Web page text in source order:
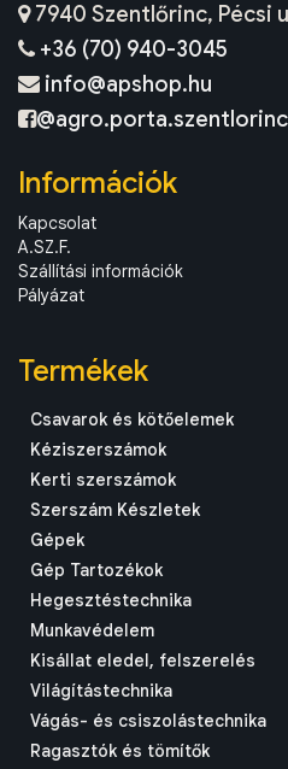
7940 Szentlőrinc, Pécsi
+36 (70) 940-3045
info@apshop.hu
@agro.porta.szentlorinc
Információk
Kapcsolat
A.SZ.F.
Szállítási információk
Pályázat
Termékek
Csavarok és kötőelemek
Kéziszerszámok
Kerti szerszámok
Szerszám Készletek
Gépek
Gép Tartozékok
Hegesztéstechnika
Munkavédelem
Kisállat eledel, felszerelés
Világítástechnika
Vágás- és csiszolástechnika
Ragasztók és tömítők